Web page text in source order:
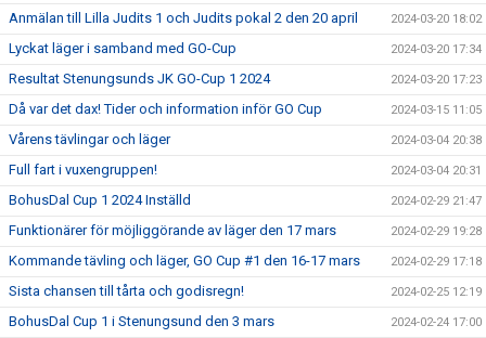
Anmälan till Lilla Judits 1 och Judits pokal 2 den 20 april 2024-03-20 18:02
Lyckat läger i samband med GO-Cup 2024-03-20 17:34
Resultat Stenungsunds JK GO-Cup 1 2024 2024-03-20 17:23
Då var det dax! Tider och information inför GO Cup 2024-03-15 11:05
Vårens tävlingar och läger 2024-03-04 20:38
Full fart i vuxengruppen! 2024-03-04 20:31
BohusDal Cup 1 2024 Inställd 2024-02-29 21:47
Funktionärer för möjliggörande av läger den 17 mars 2024-02-29 19:28
Kommande tävling och läger, GO Cup #1 den 16-17 mars 2024-02-29 17:18
Sista chansen till tårta och godisregn! 2024-02-25 12:19
BohusDal Cup 1 i Stenungsund den 3 mars 2024-02-24 17:00